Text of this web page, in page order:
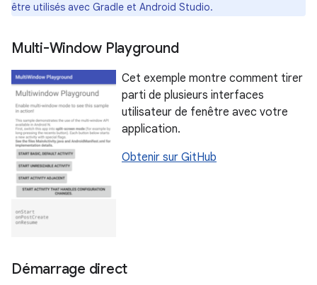
être utilisés avec Gradle et Android Studio.
Multi-Window Playground
Cet exemple montre comment tirer
parti de plusieurs interfaces
utilisateur de fenêtre avec votre
application.
Obtenir sur GitHub
Démarrage direct